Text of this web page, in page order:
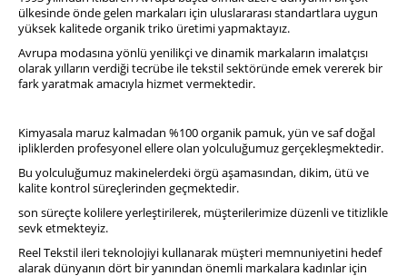
ülkesinde önde gelen markaları için uluslararası standartlara uygun
yüksek kalitede organik triko üretimi yapmaktayız.
Avrupa modasına yönlü yenilikçi ve dinamik markaların imalatçısı
olarak yılların verdiği tecrübe ile tekstil sektöründe emek vererek bir
fark yaratmak amacıyla hizmet vermektedir.
Kimyasala maruz kalmadan %100 organik pamuk, yün ve saf doğal
ipliklerden profesyonel ellere olan yolculuğumuz gerçekleşmektedir.
Bu yolculuğumuz makinelerdeki örgü aşamasından, dikim, ütü ve
kalite kontrol süreçlerinden geçmektedir.
son süreçte kolilere yerleştirilerek, müşterilerimize düzenli ve titizlikle
sevk etmekteyiz.
Reel Tekstil ileri teknolojiyi kullanarak müşteri memnuniyetini hedef
alarak dünyanın dört bir yanından önemli markalara kadınlar için